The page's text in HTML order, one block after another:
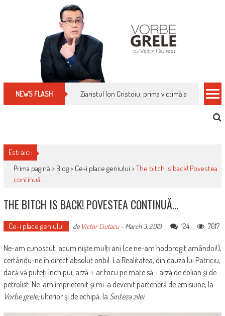
NEWS FLASH Ziaristul Ion Cristoiu, prima victimă a noi
Esti aici:
Prima pagină > Blog> Ce-i place geniului >The bitch is back! Povestea
continuă…
THE BITCH IS BACK! POVESTEA CONTINUĂ…
Ce-i place geniului de Victor Ciutacu- March 3, 2010 124 7617
Ne-am cunoscut, acum nişte mulţi ani (ce ne-am hodorogit amândoi!),
certându-ne în direct absolut oribil. La Realitatea, din cauza lui Patriciu,
dacă vă puteţi închipui, arză-i-ar focu pe maţe să-i arză de eolian şi de
petrolist. Ne-am împrietenit şi mi-a devenit parteneră de emisiune, la
Vorbe grele;ulterior şi de echipă, la Sinteza zilei.